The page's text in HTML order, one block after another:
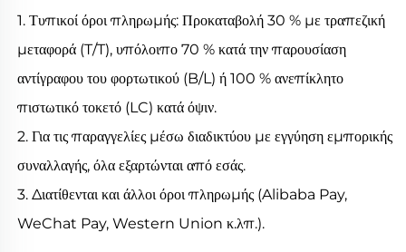
1. Τυπικοί όροι πληρωμής: Προκαταβολή 30 % με τραπεζική
μεταφορά (T/T), υπόλοιπο 70 % κατά την παρουσίαση
αντίγραφου του φορτωτικού (B/L) ή 100 % ανεπίκλητο
πιστωτικό τοκετό (LC) κατά όψιν.
2. Για τις παραγγελίες μέσω διαδικτύου με εγγύηση εμπορικής
συναλλαγής, όλα εξαρτώνται από εσάς.
3. Διατίθενται και άλλοι όροι πληρωμής (Alibaba Pay,
WeChat Pay, Western Union κ.λπ.).